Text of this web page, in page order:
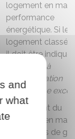
logement en
performance
énergétique. Si le
logement classé
il doit être indiqué
Logement à
consommation
énergétique
Classement du
logement en
d'émissions de
and
what